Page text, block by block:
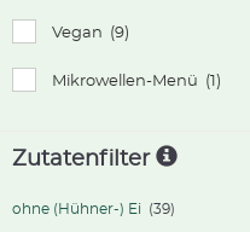
Vegan (9)
Mikrowellen-Menü (1)
Zutatenfilter
ohne (Hühner-) Ei (39)